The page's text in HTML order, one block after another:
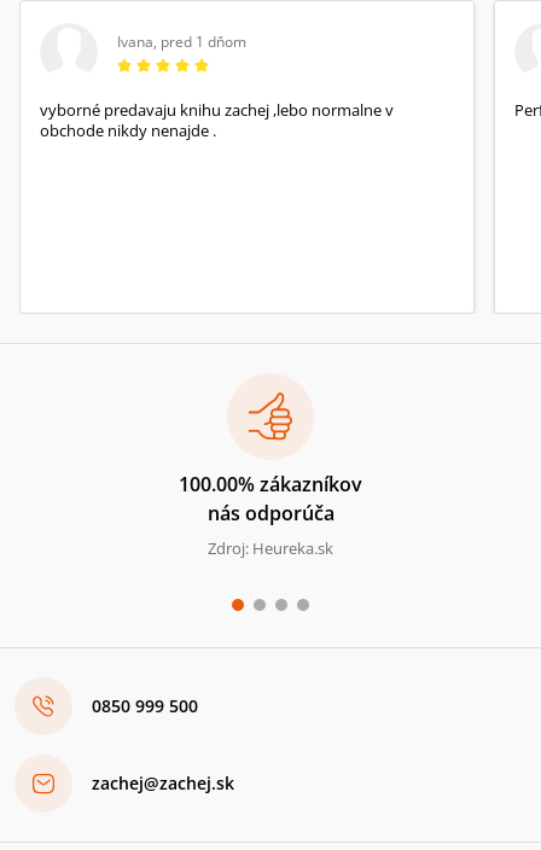
Ivana, pred 1 dňom
vyborné predavaju knihu zachej ,lebo normalne v
obchode nikdy nenajde .
100.00% zákazníkov
nás odporúča
Zdroj: Heureka.sk
0850 999 500
zachej@zachej.sk